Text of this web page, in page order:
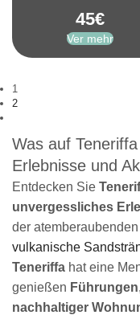
45€
Ver mehr
1
2
Was auf
Erlebnisse und
Entdecken Sie
unvergessliches
der
vulkanische
Teneriffa hat eine
genießen Führungen,
nachhaltiger